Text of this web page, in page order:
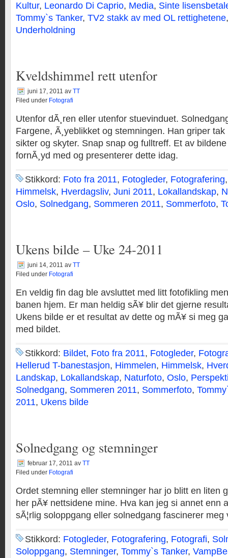
Kultur, Leonardo Di Caprio, Media, Sinte
Tommy`s Tanker, TV2 stakk av med OL rettighetene
Underholdning
Kveldshimmel rett utenfor
juni 17, 2011 av TT
Filed under Fotografi
Utenfor dÃ¸ren eller utenfor stuevinduet.
Fargene, Ã¸yeblikket og stemningen. Han griper
sikter og skyter. Snap snap og fulltreff. Et av
fornÃ¸yd med og presenterer dette idag.
Stikkord: Foto fra 2011, Fotogleder, Fotografering
Himmelsk, Hverdagsliv, Juni 2011, Lokallandskap,
Oslo, Solnedgang, Sommeren 2011, Sommerfoto,
Ukens bilde – Uke 24-2011
juni 14, 2011 av TT
Filed under Fotografi
En veldig fin dag ble avsluttet med litt fotofikling
banen hjem. Er man heldig sÃ¥ blir det gjerne
Ukens bilde er et resultat av dette og mÃ¥ si meg
med bildet.
Stikkord: Bildet, Foto fra 2011, Fotogleder,
Hellerud T-banestasjon, Himmelen, Himmelsk,
Landskap, Lokallandskap, Naturfoto, Oslo,
Solnedgang, Sommeren 2011, Sommerfoto,
2011, Ukens bilde
Solnedgang og stemninger
februar 17, 2011 av TT
Filed under Fotografi
Ordet stemning eller stemninger har jo blitt en liten
her pÃ¥ nettsidene mine. Hva kan jeg si annet enn
sÃ¦rlig soloppgang eller solnedgang fascinerer meg
Stikkord: Fotogleder, Fotografering, Fotografi,
Soloppgang, Stemninger, Tommy`s Tanker,